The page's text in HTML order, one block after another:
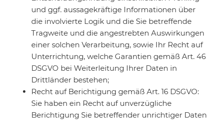
und ggf. aussagekräftige Informationen über
die involvierte Logik und die Sie betreffende
Tragweite und die angestrebten Auswirkungen
einer solchen Verarbeitung, sowie Ihr Recht auf
Unterrichtung, welche Garantien gemäß Art. 46
DSGVO bei Weiterleitung Ihrer Daten in
Drittländer bestehen;
Recht auf Berichtigung gemäß Art. 16 DSGVO:
Sie haben ein Recht auf unverzügliche
Berichtigung Sie betreffender unrichtiger Daten